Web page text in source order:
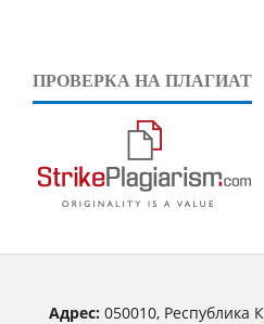
ПРОВЕРКА НА ПЛАГИАТ
Адрес:050010, Республика